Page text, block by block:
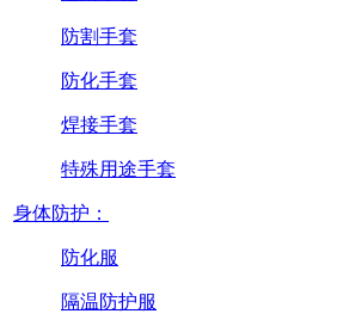
防割手套
防化手套
焊接手套
特殊用途手套
身体防护：
防化服
隔温防护服